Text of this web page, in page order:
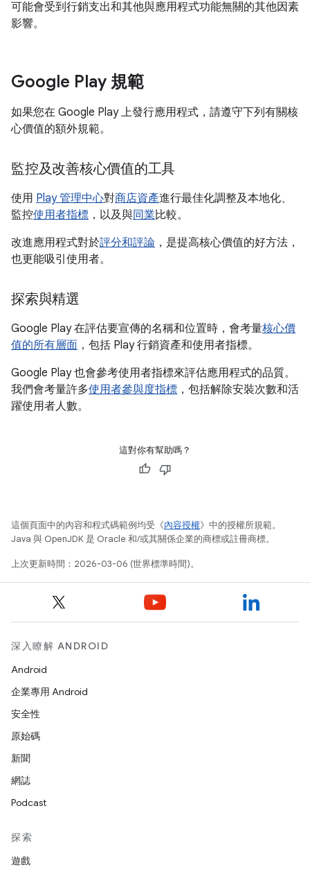
可能會受到行銷支出和其他與應用程式功能無關的其他因素
影響。
Google Play 規範
如果您在 Google Play 上發行應用程式，請遵守下列有關核
心價值的額外規範。
監控及改善核心價值的工具
使用 Play 管理中心對商店資產進行最佳化調整及本地化、
監控使用者指標 ，以及與同業比較。
改進應用程式對於評分和評論 ，是提高核心價值的好方法，
也更能吸引使用者。
探索與精選
Google Play 在評估要宣傳的名稱和位置時，會考量核心價
值的所有層面 ，包括 Play 行銷資產和使用者指標。
Google Play 也會參考使用者指標來評估應用程式的品質。
我們會考量許多使用者參與度指標 ，包括解除安裝次數和活
躍使用者人數。
這對你有幫助嗎？
這個頁面中的內容和程式碼範例均受《內容授權》中的授權所規範。
Java 與 OpenJDK 是 Oracle 和/或其關係企業的商標或註冊商標。
上次更新時間：2026-03-06 (世界標準時間)。
深入瞭解 ANDROID
Android
企業專用 Android
安全性
原始碼
新聞
網誌
Podcast
探索
遊戲